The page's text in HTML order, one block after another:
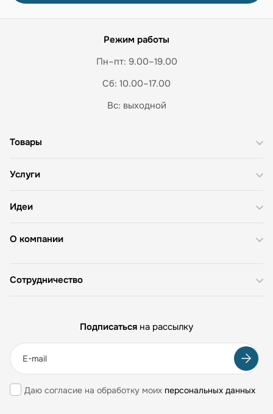
Режим работы
Пн–пт: 9.00–19.00
Сб: 10.00–17.00
Вс: выходной
О компании
Товары
Услуги
Идеи
Сотрудничество
Подписаться на рассылку
Даю согласие на обработку моих персональных данных